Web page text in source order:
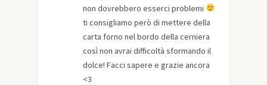
non dovrebbero esserci problemi
ti consigliamo però di mettere della
carta forno nel bordo della cerniera
così non avrai difficoltà sformando il
dolce! Facci sapere e grazie ancora
<3